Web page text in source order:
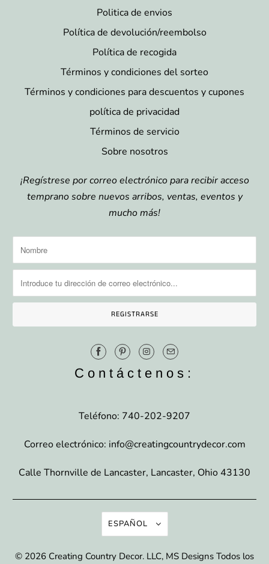
Politica de envios
Política de devolución/reembolso
Política de recogida
Términos y condiciones del sorteo
Términos y condiciones para descuentos y cupones
política de privacidad
Términos de servicio
Sobre nosotros
¡Regístrese por correo electrónico para recibir acceso
temprano sobre nuevos arribos, ventas, eventos y
mucho más!
Contáctenos:
Teléfono: 740-202-9207
Correo electrónico: info@creatingcountrydecor.com
Calle Thornville de Lancaster, Lancaster, Ohio 43130
ESPAÑOL
© 2026 Creating Country Decor. LLC, MS Designs Todos los